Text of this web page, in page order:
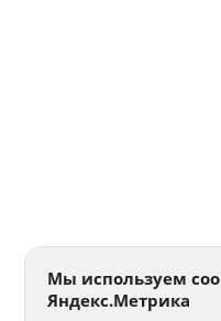
Мы используем
Яндекс.Метрика